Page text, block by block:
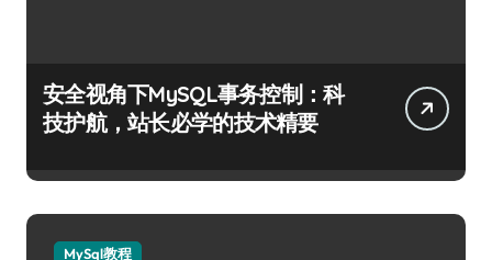
安全视角下MySQL事务控制：科
技护航，站长必学的技术精要
MySql教程